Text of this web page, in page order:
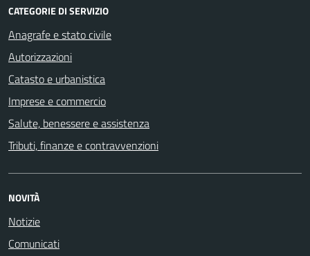
CATEGORIE DI SERVIZIO
Anagrafe e stato civile
Autorizzazioni
Catasto e urbanistica
Imprese e commercio
Salute, benessere e assistenza
Tributi, finanze e contravvenzioni
NOVITÀ
Notizie
Comunicati